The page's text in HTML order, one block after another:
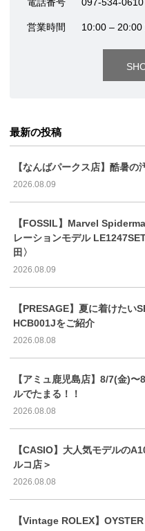
電話番号 097-534-0610
営業時間 10:00 – 20:00
最新の投稿
【なんばパークス店】酷暑
2026.08.09
【FOSSIL】Marvel
レーションモデル
田〉
2026.08.09
【PRESAGE】夏に着けた
HCB001Jをご紹介
2026.08.08
【アミュ鹿児島店】8/7(金)
ルでたまる！！
2026.08.08
【CASIO】大人気モデルの
ルコ店＞
2026.08.08
【Vintage ROLEX】